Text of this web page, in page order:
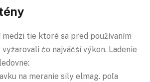
tie ktoré sa pred používaním
čo najväčší výkon. Ladenie
na meranie sily elmag. poľa